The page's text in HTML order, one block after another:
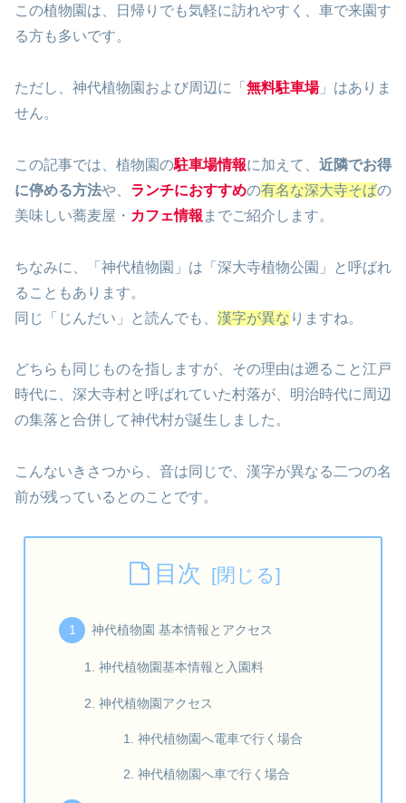
この植物園は、日帰りでも気軽に訪れやすく、車で来園す
る方も多いです。
ただし、神代植物園および周辺に「 無料駐車場」はありま
せん。
この記事では、植物園の駐車場情報に加えて、 近隣でお得
に停める方法や、 ランチにおすすめの有名な深大寺そばの
美味しい蕎麦屋・ カフェ情報 までご紹介します。
ちなみに、「神代植物園」は「深大寺植物公園」と呼ばれ
ることもあります。
同じ「じんだい」と読んでも、 漢字が異な りますね。
どちらも同じものを指しますが、その理由は遡ること江戸
時代に、深大寺村と呼ばれていた村落が、明治時代に周辺
の集落と合併して神代村が誕生しました。
こんないきさつから、音は同じで、漢字が異なる二つの名
前が残っているとのことです。
目次
神代植物園 基本情報とアクセス
神代植物園基本情報と入園料
神代植物園アクセス
神代植物園へ電車で行く場合
神代植物園へ車で行く場合